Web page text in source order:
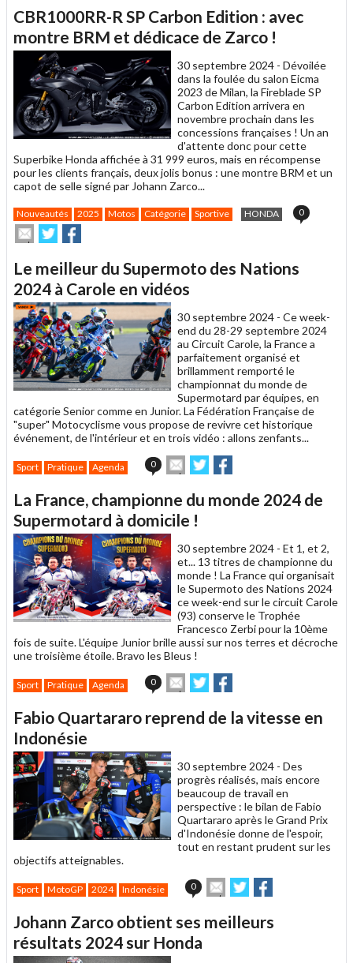
à
un
ami
CBR1000RR-R SP Carbon Edition : avec
montre BRM et dédicace de Zarco !
30 septembre 2024 - Dévoilée
dans la foulée du salon Eicma
2023 de Milan, la Fireblade SP
Carbon Edition arrivera en
novembre prochain dans les
concessions françaises ! Un an
d'attente donc pour cette
Superbike Honda affichée à 31 999 euros, mais en récompense
pour les clients français, deux jolis bonus : une montre BRM et un
capot de selle signé par Johann Zarco...
Nouveautés 2025 Motos Catégorie Sportive HONDA 0
Envoyer
cet
à
un
ami
Partager
sur
sur
Le meilleur du Supermoto des Nations
2024 à Carole en vidéos
30 septembre 2024 - Ce week-
end du 28-29 septembre 2024
au Circuit Carole, la France a
parfaitement organisé et
brillamment remporté le
championnat du monde de
Supermotard par équipes, en
catégorie Senior comme en Junior. La Fédération Française de
"super" Motocyclisme vous propose de revivre cet historique
événement, de l'intérieur et en trois vidéo : allons zenfants...
Sport Pratique Agenda 0
Envoyer
cet
à
un
ami
Partager
sur sur
La France, championne du monde 2024 de
Supermotard à domicile !
30 septembre 2024 - Et 1, et 2,
et... 13 titres de championne du
monde ! La France qui organisait
le Supermoto des Nations 2024
ce week-end sur le circuit Carole
(93) conserve le Trophée
Francesco Zerbi pour la 10ème
fois de suite. L'équipe Junior brille aussi sur nos terres et décroche
une troisième étoile. Bravo les Bleus !
Sport Pratique Agenda 0
Envoyer
cet
à
Partager
sur sur
Fabio Quartararo reprend de la vitesse en
Indonésie
30 septembre 2024 - Des
progrès réalisés, mais encore
beaucoup de travail en
perspective : le bilan de Fabio
Quartararo après le Grand Prix
d'Indonésie donne de l'espoir,
tout en restant prudent sur les
objectifs atteignables.
Sport MotoGP 2024 Indonésie 0
Envoyer
cet
à
Partager
sur sur
Johann Zarco obtient ses meilleurs
résultats 2024 sur Honda